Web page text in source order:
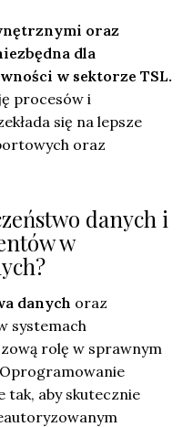
oraz
dla
w sektorze TSL.
procesów i
się na lepsze
oraz
danych i
w
danych oraz
systemach
rolę w sprawnym
tak, aby skutecznie